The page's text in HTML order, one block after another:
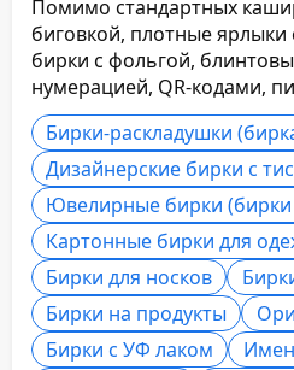
Помимо стандартных
биговкой, плотные
бирки с фольгой,
нумерацией, QR-кодами,
Бирки-раскладушки
Дизайнерские бирки с
Ювелирные бирки
Картонные бирки для
Бирки для носков
Бирки на продукты
Бирки с УФ лаком